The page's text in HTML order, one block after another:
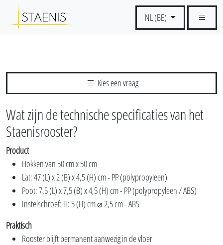
NL (BE)
Kies een vraag
Wat zijn de technische specificaties van het
Staenisrooster?
Product
Hokken van 50 cm x 50 cm
Lat: 47 (L) x 2 (B) x 4,5 (H) cm - PP (polypropyleen)
Poot: 7,5 (L) x 7,5 (B) x 4,5 (H) cm - PP (polypropyleen / ABS)
Instelschroef: H: 5 (H) cm ⌀ 2,5 cm - ABS
Praktisch
Rooster blijft permanent aanwezig in de vloer